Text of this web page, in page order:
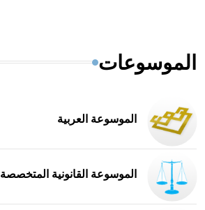
الموسوعات
الموسوعة العربية
الموسوعة القانونية المتخصصة